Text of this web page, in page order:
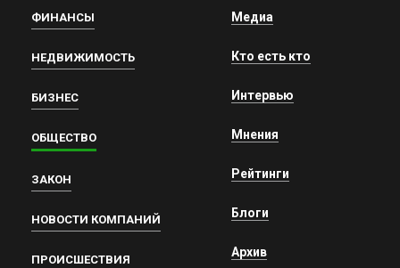
ФИНАНСЫ
НЕДВИЖИМОСТЬ
БИЗНЕС
ОБЩЕСТВО
ЗАКОН
НОВОСТИ КОМПАНИЙ
ПРОИСШЕСТВИЯ
Медиа
Кто есть кто
Интервью
Мнения
Рейтинги
Блоги
Архив